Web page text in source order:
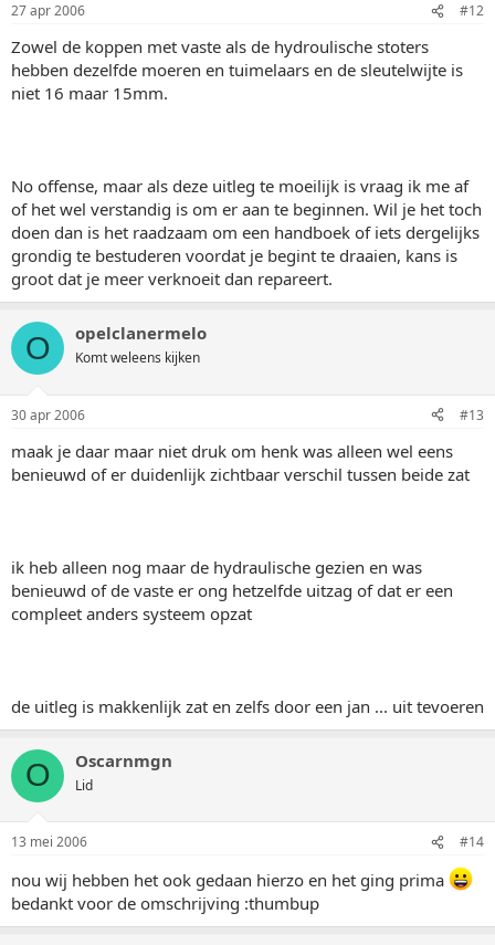
27 apr 2006 #12
Zowel de koppen met vaste als de hydroulische stoters
hebben dezelfde moeren en tuimelaars en de sleutelwijte is
niet 16 maar 15mm.
No offense, maar als deze uitleg te moeilijk is vraag ik me af
of het wel verstandig is om er aan te beginnen. Wil je het toch
doen dan is het raadzaam om een handboek of iets dergelijks
grondig te bestuderen voordat je begint te draaien, kans is
groot dat je meer verknoeit dan repareert.
O opelclanermelo
Komt weleens kijken
30 apr 2006 #13
maak je daar maar niet druk om henk was alleen wel eens
benieuwd of er duidenlijk zichtbaar verschil tussen beide zat
ik heb alleen nog maar de hydraulische gezien en was
benieuwd of de vaste er ong hetzelfde uitzag of dat er een
compleet anders systeem opzat
de uitleg is makkenlijk zat en zelfs door een jan ... uit tevoeren
O Oscarnmgn
Lid
13 mei 2006 #14
nou wij hebben het ook gedaan hierzo en het ging prima
bedankt voor de omschrijving :thumbup